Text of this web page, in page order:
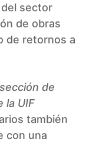
sector
de obras
de retornos a
de
la UIF
también
con una